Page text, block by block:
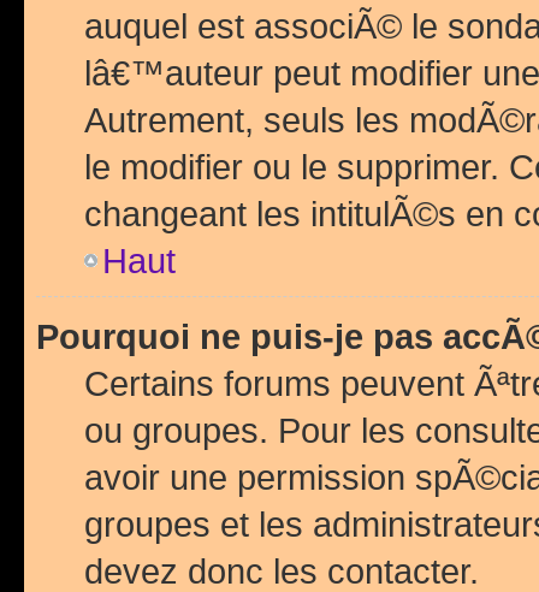
auquel est associÃ© le
lâ€™auteur peut modifier
Autrement, seuls les
le modifier ou le supprimer.
changeant les intitulÃ©s en
Haut
Pourquoi ne puis-je pas
Certains forums peuvent
ou groupes. Pour les
avoir une permission
groupes et les
devez donc les contacter.